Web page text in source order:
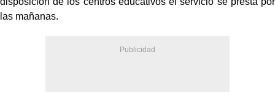
las mañanas.